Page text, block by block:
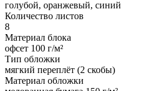
голубой, оранжевый, синий
Количество листов
8
Материал блока
офсет 100 г/м²
Тип обложки
мягкий переплёт (2 скобы)
Материал обложки